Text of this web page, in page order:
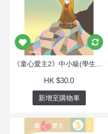
HK $30.0
新增至購物車